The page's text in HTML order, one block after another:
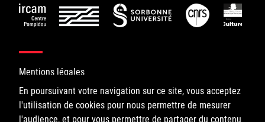
En poursuivant votre navigation sur ce site, vous acceptez
l'utilisation de cookies pour nous permettre de mesurer
l'audience, et pour vous permettre de partager du contenu
Mentions légales
©IRCAM, 2026. All Rights Reserved.